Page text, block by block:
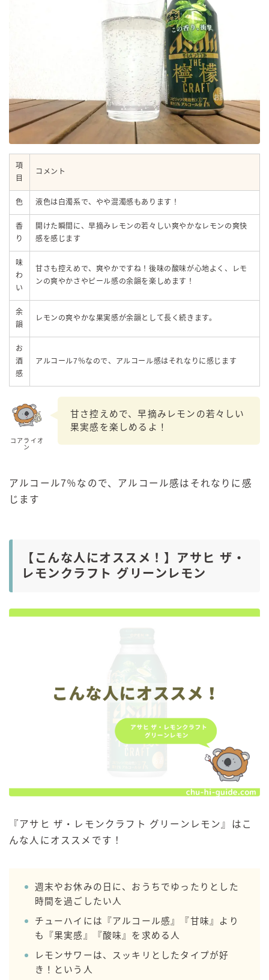
項
目
コメント
色 液色は白濁系で、やや混濁感もあります！
香
り
開けた瞬間に、早摘みレモンの若々しい爽やかなレモンの爽快
感を感じます
味
わ
い
甘さも控えめで、爽やかですね！後味の酸味が心地よく、レモ
ンの爽やかさやピール感の余韻を楽しめます！
余
韻
レモンの爽やかな果実感が余韻として長く続きます。
お
酒
感
アルコール7％なので、アルコール感はそれなりに感じます
コアライオ
ン
甘さ控えめで、早摘みレモンの若々しい
果実感を楽しめるよ！
アルコール7％なので、アルコール感はそれなりに感
じます
【こんな人にオススメ！】アサヒ ザ・
レモンクラフト グリーンレモン
『アサヒ ザ・レモンクラフト グリーンレモン』はこ
んな人にオススメです！
週末やお休みの日に、おうちでゆったりとした
時間を過ごしたい人
チューハイには『アルコール感』『甘味』より
も『果実感』『酸味』を求める人
レモンサワーは、スッキリとしたタイプが好
き！という人
缶チューハイの売れ筋ランキングはこちら